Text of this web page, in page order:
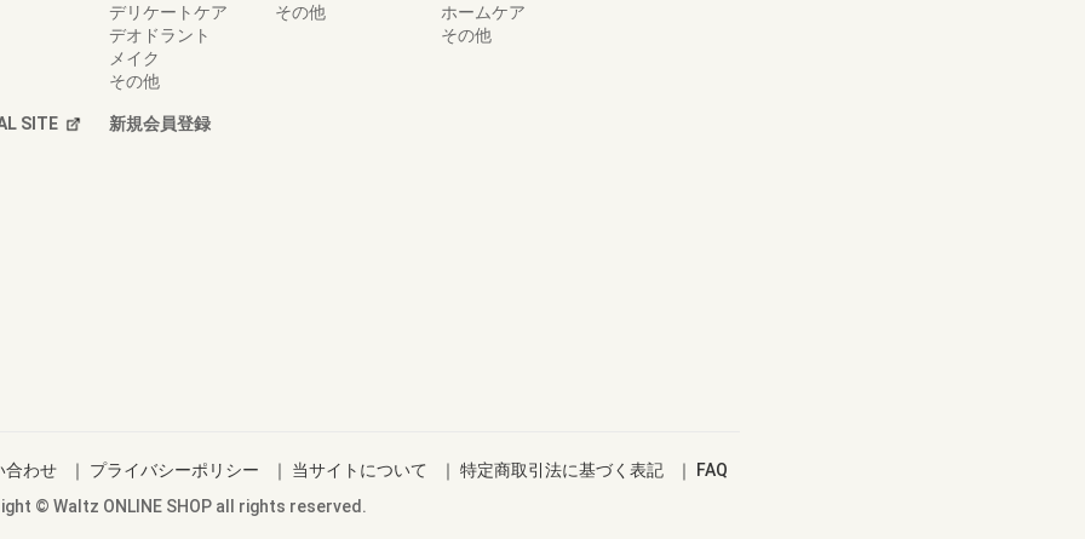
デリケートケア
デオドラント
メイク
その他
その他
ホームケア
その他
SITE 新規会員登録
合わせ ｜ プライバシーポリシー ｜ 当サイトについて ｜ 特定商取引法に基づく表記 ｜
FAQ
© Waltz ONLINE SHOP all rights reserved.